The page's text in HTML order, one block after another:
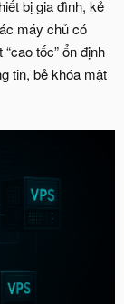
bị gia đình, kẻ
máy chủ có
tốc” ổn định
tin, bẻ khóa mật